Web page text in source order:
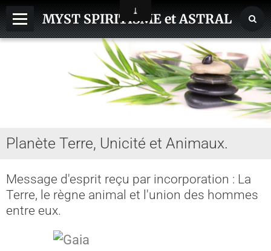
MYST SPIRITISME et ASTRAL
ASTRAL, SPHERES, TERRE
REINCARNATION
CHAKRA - CORPS SUBTILS
VOYANCE - DIVINATION
Planète Terre, Unicité et Animaux.
Message d'esprit reçu par incorporation : La
Terre, le règne animal et l'union des hommes
entre eux.